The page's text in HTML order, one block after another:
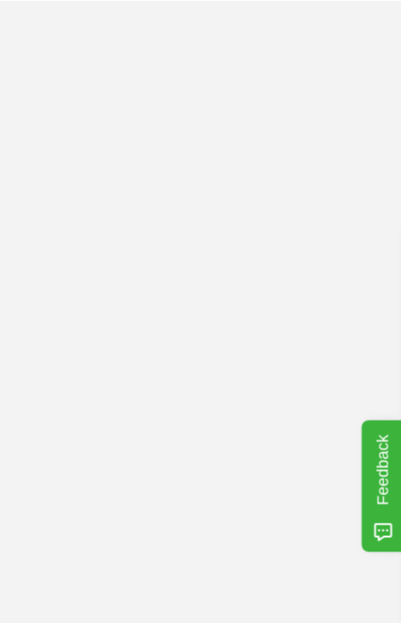
Feedback